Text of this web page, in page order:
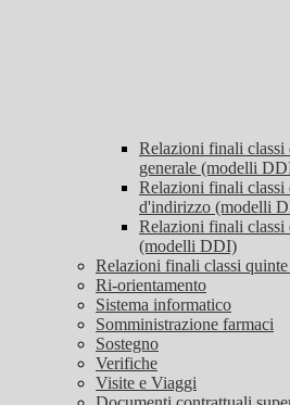
Relazioni finali
generale (modelli
Relazioni finali classi
d'indirizzo (modelli
Relazioni finali
(modelli DDI)
Relazioni finali classi
Ri-orientamento
Sistema informatico
Somministrazione farmaci
Sostegno
Verifiche
Visite e Viaggi